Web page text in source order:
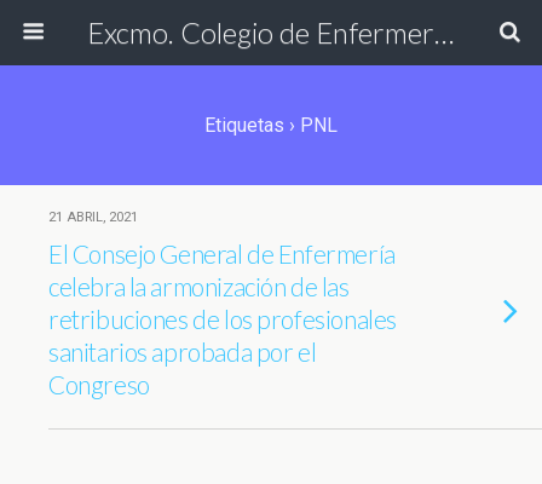
Excmo. Colegio de Enfermería de Cádiz
Etiquetas › PNL
21 ABRIL, 2021
El Consejo General de Enfermería
celebra la armonización de las
retribuciones de los profesionales
sanitarios aprobada por el
Congreso